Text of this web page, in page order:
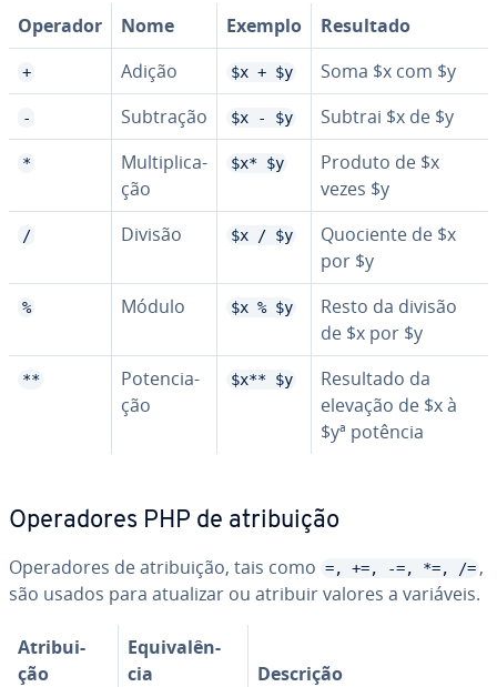
Operador Nome Exemplo Resultado
+ Adição $x + $y Soma $x com $y
- Subtração $x - $y Subtrai $x de $y
*
Mul­ti­pli­ca­
ção
$x* $y
Produto de $x
vezes $y
/ Divisão $x / $y
Quociente de $x
por $y
% Módulo $x % $y
Resto da divisão
de $x por $y
**
Po­ten­ci­a­
ção
$x** $y
Resultado da
elevação de $x à
$yª potência
Ope­ra­do­res PHP de atri­bui­ção
Ope­ra­do­res de atri­bui­ção, tais como =, +=, -=, *=, /= ,
são usados para atualizar ou atribuir valores a variáveis.
Atri­bui­
ção
Equi­va­lên­
cia
Descrição